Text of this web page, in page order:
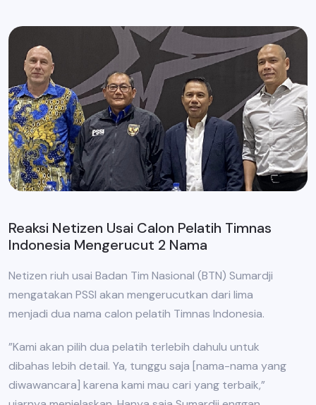
Reaksi Netizen Usai Calon Pelatih Timnas
Indonesia Mengerucut 2 Nama
Netizen riuh usai Badan Tim Nasional (BTN) Sumardji
mengatakan PSSI akan mengerucutkan dari lima
menjadi dua nama calon pelatih Timnas Indonesia.
”Kami akan pilih dua pelatih terlebih dahulu untuk
dibahas lebih detail. Ya, tunggu saja [nama-nama yang
diwawancara] karena kami mau cari yang terbaik,”